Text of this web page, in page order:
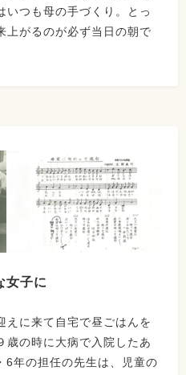
いつも母の手づくり。とっ
上がるのが必ず当日の朝で
女子に
えに来て自宅で昼ごはんを
歳の時に大病で入院したあ
6年の担任の先生は、児童の